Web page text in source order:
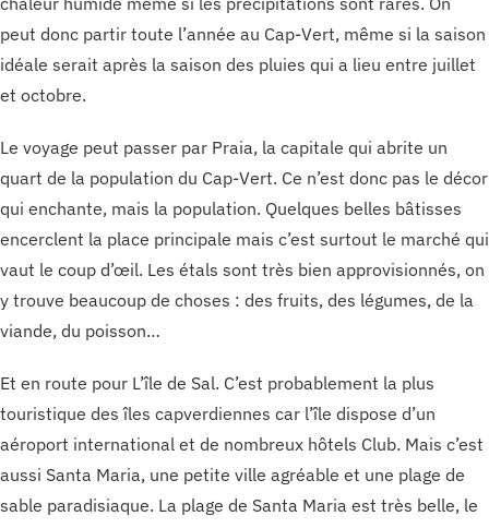
peut donc partir toute l’année au Cap-Vert, même si la saison
idéale serait après la saison des pluies qui a lieu entre juillet
et octobre.
Le voyage peut passer par Praia, la capitale qui abrite un
quart de la population du Cap-Vert. Ce n’est donc pas le décor
qui enchante, mais la population. Quelques belles bâtisses
encerclent la place principale mais c’est surtout le marché qui
vaut le coup d’œil. Les étals sont très bien approvisionnés, on
y trouve beaucoup de choses : des fruits, des légumes, de la
viande, du poisson…
Et en route pour L’île de Sal. C’est probablement la plus
touristique des îles capverdiennes car l’île dispose d’un
aéroport international et de nombreux hôtels Club. Mais c’est
aussi Santa Maria, une petite ville agréable et une plage de
sable paradisiaque. La plage de Santa Maria est très belle, le